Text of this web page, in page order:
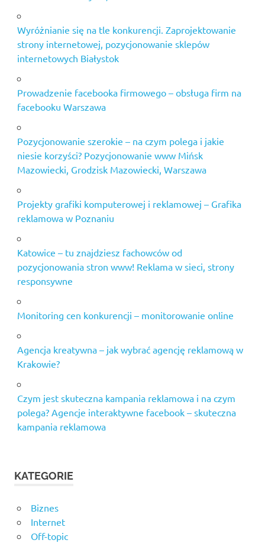
Wyróżnianie się na tle konkurencji. Zaprojektowanie
strony internetowej, pozycjonowanie sklepów
internetowych Białystok
Prowadzenie facebooka firmowego – obsługa firm na
facebooku Warszawa
Pozycjonowanie szerokie – na czym polega i jakie
niesie korzyści? Pozycjonowanie www Mińsk
Mazowiecki, Grodzisk Mazowiecki, Warszawa
Projekty grafiki komputerowej i reklamowej – Grafika
reklamowa w Poznaniu
Katowice – tu znajdziesz fachowców od
pozycjonowania stron www! Reklama w sieci, strony
responsywne
Monitoring cen konkurencji – monitorowanie online
Agencja kreatywna – jak wybrać agencję reklamową w
Krakowie?
Czym jest skuteczna kampania reklamowa i na czym
polega? Agencje interaktywne facebook – skuteczna
kampania reklamowa
KATEGORIE
Biznes
Internet
Off-topic